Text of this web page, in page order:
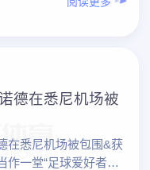
德在悉尼机场被
在悉尼机场被包围&获
作一堂“足球爱好者专